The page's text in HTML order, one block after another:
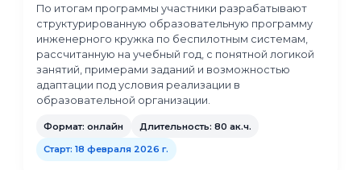
Формат: онлайн Длительность: 80 ак.ч.
Старт: 18 февраля 2026 г.
Инженерный кружок по
системам: от идеи до реализации
3